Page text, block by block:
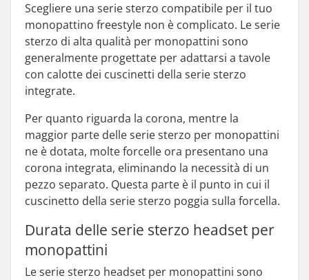
Scegliere una serie sterzo compatibile per il tuo
monopattino freestyle non è complicato. Le serie
sterzo di alta qualità per monopattini sono
generalmente progettate per adattarsi a tavole
con calotte dei cuscinetti della serie sterzo
integrate.
Per quanto riguarda la corona, mentre la
maggior parte delle serie sterzo per monopattini
ne è dotata, molte forcelle ora presentano una
corona integrata, eliminando la necessità di un
pezzo separato. Questa parte è il punto in cui il
cuscinetto della serie sterzo poggia sulla forcella.
Durata delle serie sterzo headset per
monopattini
Le serie sterzo headset per monopattini sono